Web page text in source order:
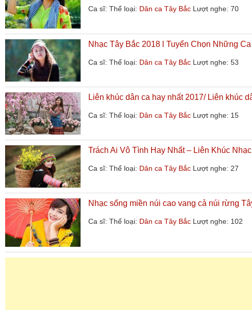
Ca sĩ: Thể loại: Dân ca Tây Bắc Lượt nghe: 70
Nhạc Tây Bắc 2018 l Tuyển Chọn Những
Ca sĩ: Thể loại: Dân ca Tây Bắc Lượt nghe: 53
Liên khúc dân ca hay nhất 2017/ Liên khúc
Ca sĩ: Thể loại: Dân ca Tây Bắc Lượt nghe: 15
Trách Ai Vô Tình Hay Nhất – Liên Khúc
Ca sĩ: Thể loại: Dân ca Tây Bắc Lượt nghe: 27
Nhạc sống miền núi cao vang cả núi rừng
Ca sĩ: Thể loại: Dân ca Tây Bắc Lượt nghe: 102